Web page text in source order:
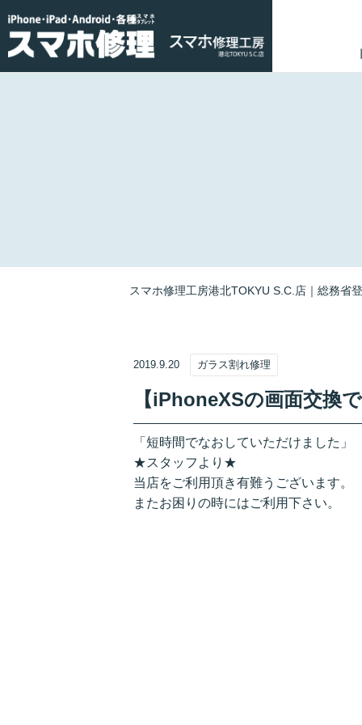
スマホ修理工房港北TOKYU S.C.店｜総務省
2019.9.20 ガラス割れ修理
【iPhoneXSの画面交換
「短時間でなおしていただけました」
★スタッフより★
当店をご利用頂き有難うございます。
またお困りの時にはご利用下さい。